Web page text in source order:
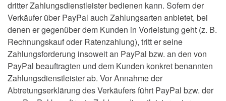
dritter Zahlungsdienstleister bedienen kann. Sofern der
Verkäufer über PayPal auch Zahlungsarten anbietet, bei
denen er gegenüber dem Kunden in Vorleistung geht (z. B.
Rechnungskauf oder Ratenzahlung), tritt er seine
Zahlungsforderung insoweit an PayPal bzw. an den von
PayPal beauftragten und dem Kunden konkret benannten
Zahlungsdienstleister ab. Vor Annahme der
Abtretungserklärung des Verkäufers führt PayPal bzw. der